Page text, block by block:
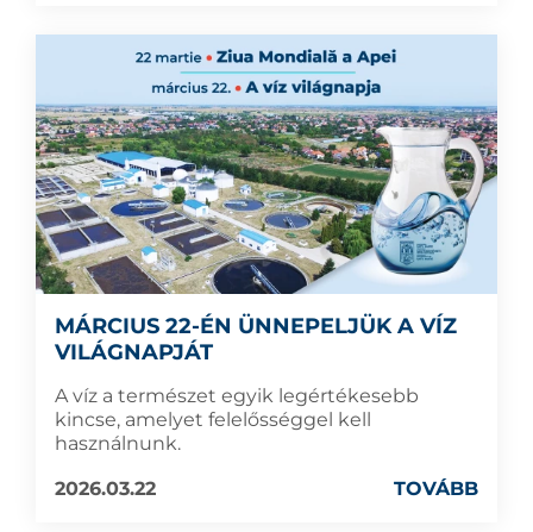
MÁRCIUS 22-ÉN ÜNNEPELJÜK A VÍZ
VILÁGNAPJÁT
A víz a természet egyik legértékesebb
kincse, amelyet felelősséggel kell
használnunk.
2026.03.22
TOVÁBB